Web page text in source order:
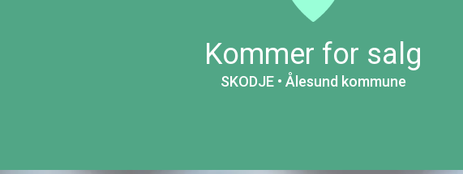
Kommer for salg
SKODJE • Ålesund kommune